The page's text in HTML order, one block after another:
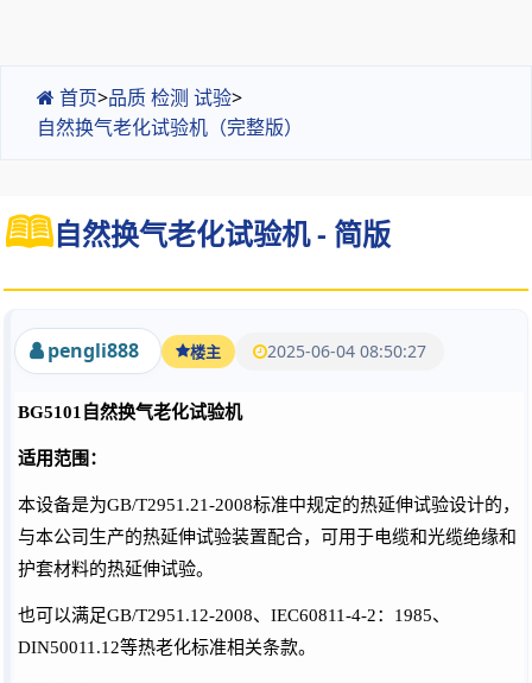
首页>品质 检测 试验>
自然换气老化试验机（完整版）
自然换气老化试验机 - 简版
pengli888 楼主 2025-06-04 08:50:27
BG5101自然换气老化试验机
适用范围：
本设备是为GB/T2951.21-2008标准中规定的热延伸试验设计的，
与本公司生产的热延伸试验装置配合，可用于电缆和光缆绝缘和
护套材料的热延伸试验。
也可以满足GB/T2951.12-2008、IEC60811-4-2：1985、
DIN50011.12等热老化标准相关条款。